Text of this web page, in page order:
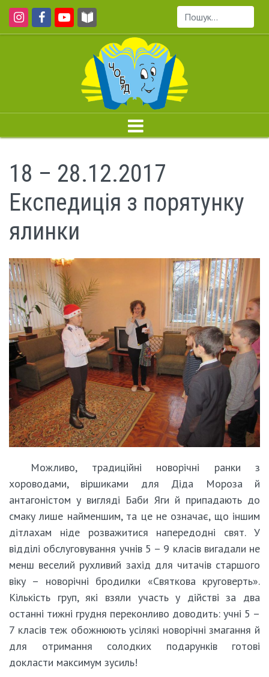
Пошук...
18 – 28.12.2017
Експедиція з порятунку
ялинки
Можливо, традиційні новорічні ранки з
хороводами, віршиками для Діда Мороза й
антагоністом у вигляді Баби Яги й припадають до
смаку лише найменшим, та це не означає, що іншим
дітлахам ніде розважитися напередодні свят. У
відділі обслуговування учнів 5 – 9 класів вигадали не
менш веселий рухливий захід для читачів старшого
віку – новорічні бродилки «Святкова круговерть».
Кількість груп, які взяли участь у дійстві за два
останні тижні грудня переконливо доводить: учні 5 –
7 класів теж обожнюють усілякі новорічні змагання й
для отримання солодких подарунків готові
докласти максимум зусиль!